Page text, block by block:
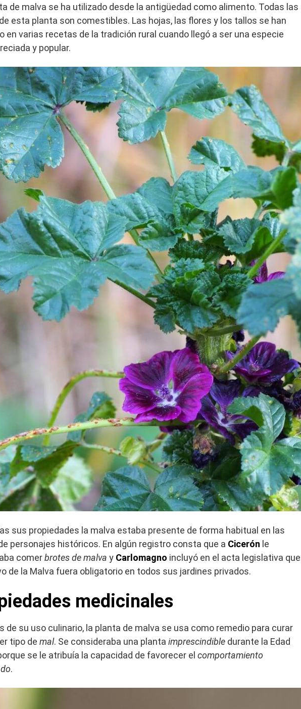
de malva se ha utilizado desde la antigüedad como alimento. Todas las
esta planta son comestibles. Las hojas, las flores y los tallos se han
en varias recetas de la tradición rural cuando llegó a ser una especie
y popular.
sus propiedades la malva estaba presente de forma habitual en las
personajes históricos. En algún registro consta que a Cicerón le
comerbrotes de malva y Carlomagno incluyó en el acta legislativa que
de la Malva fuera obligatorio en todos sus jardines privados.
medicinales
de su uso culinario, la planta de malva se usa como remedio para curar
tipo de mal. Se consideraba una planta imprescindible durante la Edad
se le atribuía la capacidad de favorecer el comportamiento
.